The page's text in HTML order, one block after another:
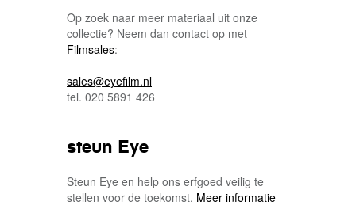
Op zoek naar meer materiaal uit onze
collectie? Neem dan contact op met
Filmsales:
sales@eyefilm.nl
tel. 020 5891 426
steun Eye
Steun Eye en help ons erfgoed veilig te
stellen voor de toekomst. Meer informatie